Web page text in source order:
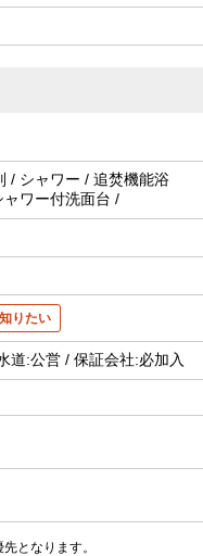
/ シャワー / 追焚機能浴
ワー付洗面台 /
りたい
道:公営 / 保証会社:必加入
となります。